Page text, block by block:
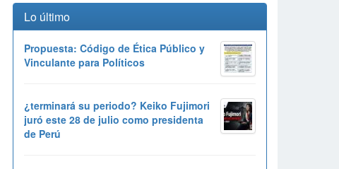
Lo último
Propuesta: Código de Ética Público y
Vinculante para Políticos
¿terminará su periodo? Keiko Fujimori
juró este 28 de julio como presidenta
de Perú